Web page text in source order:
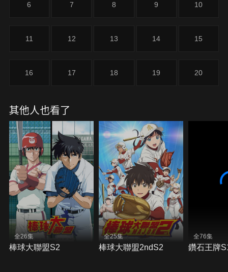
6 7 8 9 10
11 12 13 14 15
16 17 18 19 20
其他人也看了
全26集
棒球大聯盟S2
全25集
棒球大聯盟2ndS2
全76集
鑽石王牌